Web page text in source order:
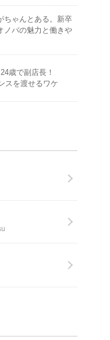
ちゃんとある。新卒
ノバの魅力と働きや
歳で副店長！
スを渡せるワケ